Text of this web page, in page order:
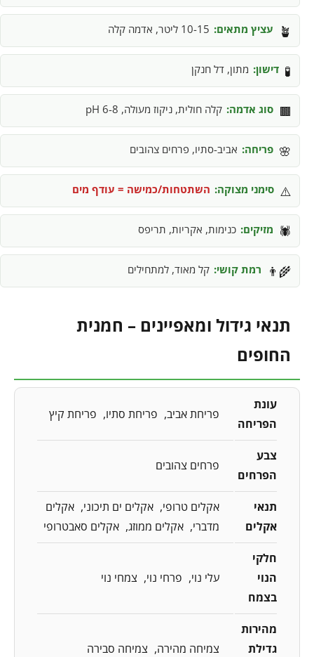
🪴 עציץ מתאים: 10-15 ליטר, אדמה קלה
🧪 דישון: מתון, דל חנקן
🟫 סוג אדמה: קלה חולית, ניקוז מעולה, pH 6-8
🌸 פריחה: אביב-סתיו, פרחים צהובים
⚠️ סימני מצוקה: השתטחות/כמישה = עודף מים
🕷️ מזיקים: כנימות, אקריות, תריפס
👨‍🌾 רמת קושי: קל מאוד, למתחילים
תנאי גידול ומאפיינים – חמנית
החופים
עונת
הפריחה
פריחת אביב פריחת סתיו פריחת קיץ
צבע
הפרחים
פרחים צהובים
תנאי
אקלים
אקלים טרופי אקלים ים תיכוני
אקלים
מדברי
אקלים ממוזג אקלים סאבטרופי
חלקי
הנוי
בצמח
עלי נוי פרחי נוי צמחי נוי
מהירות
גדילת
צמיחה מהירה צמיחה סבירה